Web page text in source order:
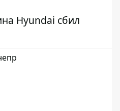
Hyundai сбил